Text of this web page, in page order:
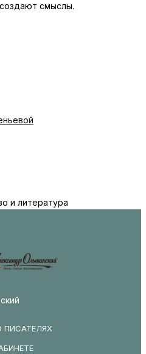
смыслы.
и литература
ПИСАТЕЛЯХ